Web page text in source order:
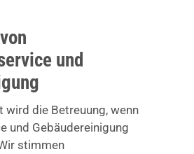
und
wird die Betreuung, wenn
und Gebäudereinigung
stimmen